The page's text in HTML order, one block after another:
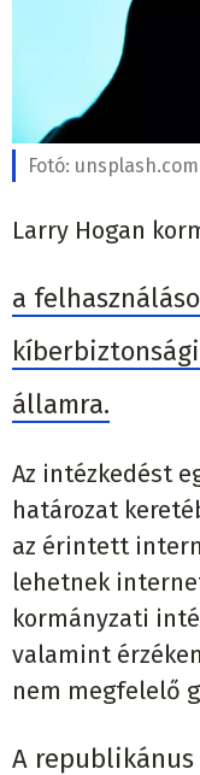
Fotó: unsplash.com
Larry Hogan
a
államra.
Az intézkedést
határozat
az érintett
lehetnek
kormányzati
valamint
nem megfelelő
A